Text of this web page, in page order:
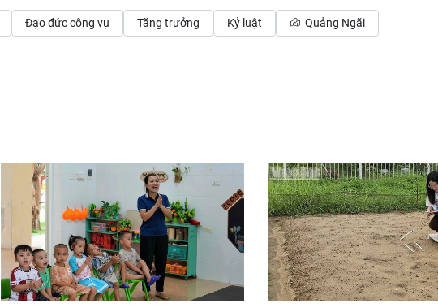
Đạo đức công vụ Tăng trưởng Kỷ luật Quảng Ngãi